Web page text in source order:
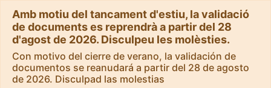
Amb motiu del tancament d'estiu, la validació
de documents es reprendrà a partir del 28
d'agost de 2026. Disculpeu les molèsties.
Con motivo del cierre de verano, la validación de
documentos se reanudará a partir del 28 de agosto
de 2026. Disculpad las molestias